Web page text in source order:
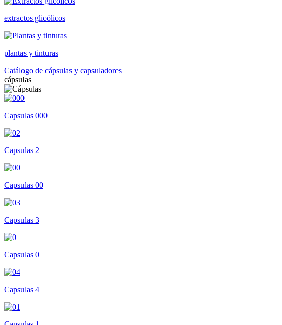
extractos glicólicos
plantas y tinturas
Catálogo de cápsulas y capsuladores
cápsulas
Capsulas 000
Capsulas 2
Capsulas 00
Capsulas 3
Capsulas 0
Capsulas 4